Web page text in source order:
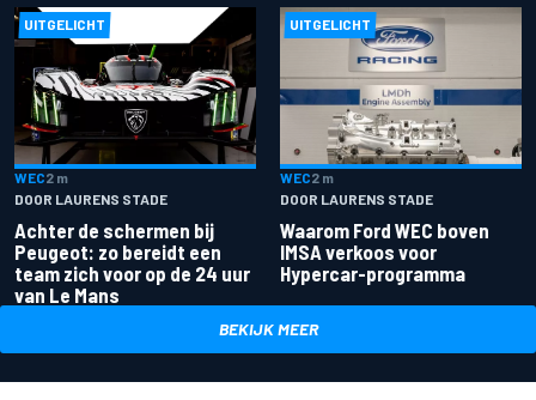
UITGELICHT
WEC2 m
DOOR LAURENS STADE
Achter de schermen bij
Peugeot: zo bereidt een
team zich voor op de 24 uur
van Le Mans
UITGELICHT
WEC2 m
DOOR LAURENS STADE
Waarom Ford WEC boven
IMSA verkoos voor
Hypercar-programma
BEKIJK MEER